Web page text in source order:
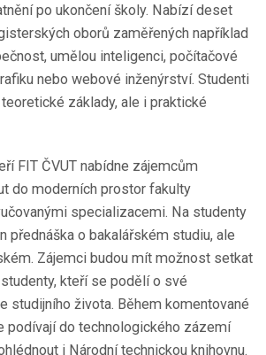
po ukončení školy. Nabízí deset
oborů zaměřených například
umělou inteligenci, počítačové
nebo webové inženýrství. Studenti
základy, ale i praktické
FIT ČVUT nabídne zájemcům
do moderních prostor fakulty
specializacemi. Na studenty
přednáška o bakalářském studiu, ale
Zájemci budou mít možnost setkat
kteří se podělí o své
studijního života. Během komentované
podívají do technologického zázemí
i Národní technickou knihovnu.